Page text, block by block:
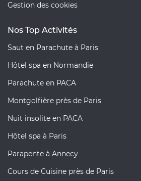
Gestion des cookies
Nos Top Activités
Saut en Parachute à Paris
Hôtel spa en Normandie
Parachute en PACA
Montgolfière près de Paris
Nuit insolite en PACA
Hôtel spa à Paris
Parapente à Annecy
Cours de Cuisine près de Paris